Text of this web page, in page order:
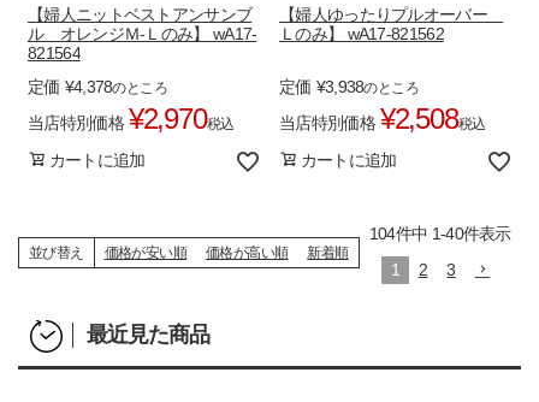
【婦人ニットベストアンサンブ
ル オレンジＭ-Ｌのみ】 wA17-
821564
定価 ¥4,378のところ
当店特別価格 ¥2,970税込
カートに追加
【婦人ゆったりプルオーバー
Ｌのみ】 wA17-821562
定価 ¥3,938のところ
当店特別価格 ¥2,508税込
カートに追加
並び替え 価格が安い順 価格が高い順 新着順
104件中 1-40件表示
1
2 3
最近見た商品